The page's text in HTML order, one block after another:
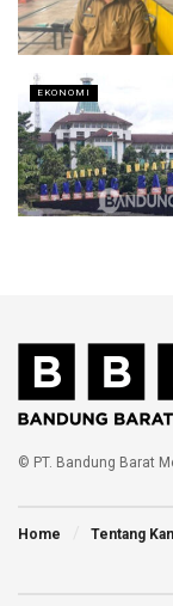
EKONOMI
© PT. Bandung Barat
Home Tentang